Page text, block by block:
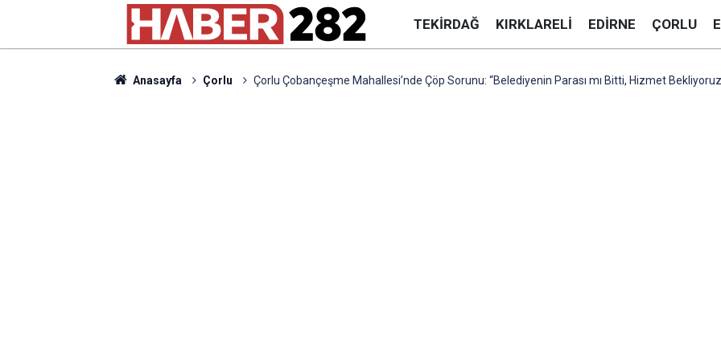
TEKIRDAĞ KIRKLARELI EDIRNE ÇORLU
Anasayfa Çorlu Çorlu Çobançeşme Mahallesi’nde Çöp Sorunu: “Belediyenin Parası mı Bitti, Hizmet